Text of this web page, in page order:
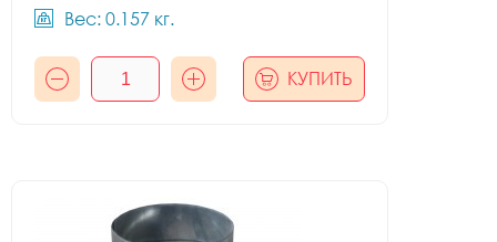
Вес: 0.157 кг.
КУПИТЬ